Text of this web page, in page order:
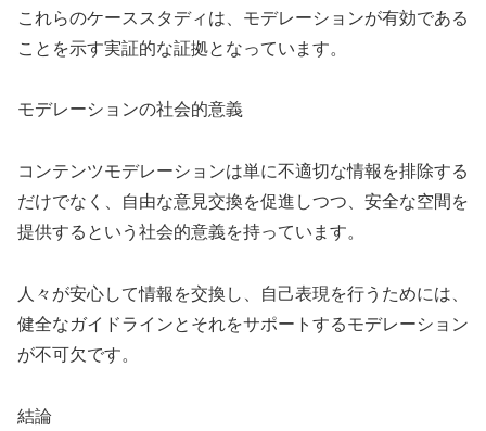
これらのケーススタディは、モデレーションが有効である
ことを示す実証的な証拠となっています。
モデレーションの社会的意義
コンテンツモデレーションは単に不適切な情報を排除する
だけでなく、自由な意見交換を促進しつつ、安全な空間を
提供するという社会的意義を持っています。
人々が安心して情報を交換し、自己表現を行うためには、
健全なガイドラインとそれをサポートするモデレーション
が不可欠です。
結論